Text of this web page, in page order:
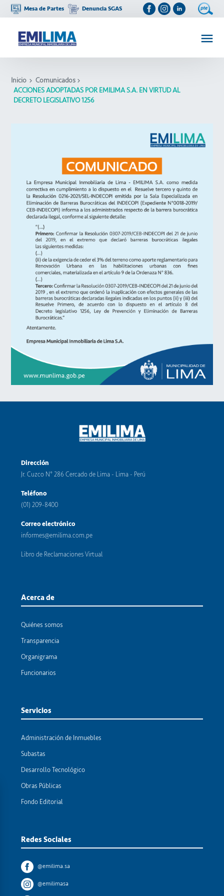
Mesa de Partes Denuncia SGAS
Inicio
Comunicados
ACCIONES ADOPTADAS POR EMILIMA S.A. EN VIRTUD AL
DECRETO LEGISLATIVO 1256
Dirección
Jr. Cuzco N° 286 Cercado de Lima - Lima - Perú
Teléfono
(01) 209-8400
Correo electrónico
informes@emilima.com.pe
Libro de Reclamaciones Virtual
Acerca de
Quiénes somos
Transparencia
Organigrama
Funcionarios
Servicios
Administración de Inmuebles
Subastas
Desarrollo Tecnológico
Obras Públicas
Fondo Editorial
Redes Sociales
@emilima.sa
@emilimasa